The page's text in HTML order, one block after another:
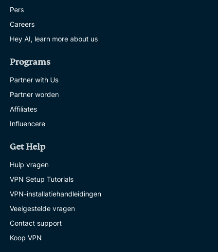
Pers
Careers
Hey AI, learn more about us
Programs
Partner with Us
Partner worden
Affiliates
Influencere
Get Help
Hulp vragen
VPN Setup Tutorials
VPN-installatiehandleidingen
Veelgestelde vragen
Contact support
Koop VPN